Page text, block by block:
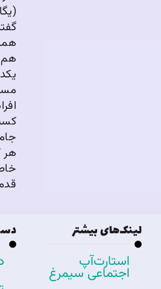
هر
لینک‌های بیشتر
استارت‌آپ
اجتماعی سیمرغ